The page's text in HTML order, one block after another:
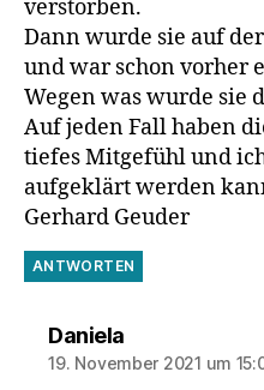
verstorben.
Dann wurde sie auf
und war schon vorher
Wegen was wurde sie
Auf jeden Fall haben
tiefes Mitgefühl und
aufgeklärt werden
Gerhard Geuder
ANTWORTEN
Danielasagt:
19. November 2021 um